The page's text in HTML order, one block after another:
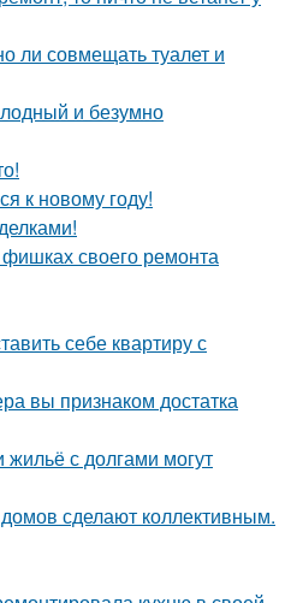
ли совмещать туалет и
и безумно
к новому году!
своего ремонта
себе квартиру с
вы признаком достатка
с долгами могут
сделают коллективным.